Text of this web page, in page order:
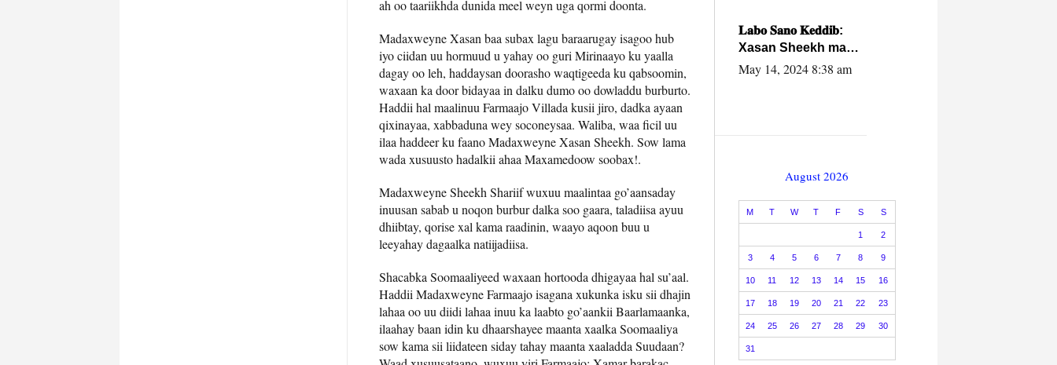
ah oo taariikhda dunida meel weyn uga qormi doonta.
Madaxweyne Xasan baa subax lagu baraarugay isagoo hub
iyo ciidan uu hormuud u yahay oo guri Mirinaayo ku yaalla
dagay oo leh, haddaysan doorasho waqtigeeda ku qabsoomin,
waxaan ka door bidayaa in dalku dumo oo dowladdu burburto.
Haddii hal maalinuu Farmaajo Villada kusii jiro, dadka ayaan
qixinayaa, xabbaduna wey soconeysaa. Waliba, waa ficil uu
ilaa haddeer ku faano Madaxweyne Xasan Sheekh. Sow lama
wada xusuusto hadalkii ahaa Maxamedoow soobax!.
Madaxweyne Sheekh Shariif wuxuu maalintaa go’aansaday
inuusan sabab u noqon burbur dalka soo gaara, taladiisa ayuu
dhiibtay, qorise xal kama raadinin, waayo aqoon buu u
leeyahay dagaalka natiijadiisa.
Shacabka Soomaaliyeed waxaan hortooda dhigayaa hal su’aal.
Haddii Madaxweyne Farmaajo isagana xukunka isku sii dhajin
lahaa oo uu diidi lahaa inuu ka laabto go’aankii Baarlamaanka,
ilaahay baan idin ku dhaarshayee maanta xaalka Soomaaliya
sow kama sii liidateen siday tahay maanta xaaladda Suudaan?
caalamiga ah.
𝐋𝐚𝐛𝐨 𝐒𝐚𝐧𝐨 𝐊𝐞𝐝𝐝𝐢𝐛:
Xasan Sheekh ma
hayo wadadii
May 14, 2024 8:38 am
August 2026
M T W T F S S
1 2
3 4 5 6 7 8 9
10 11 12 13 14 15 16
17 18 19 20 21 22 23
24 25 26 27 28 29 30
31